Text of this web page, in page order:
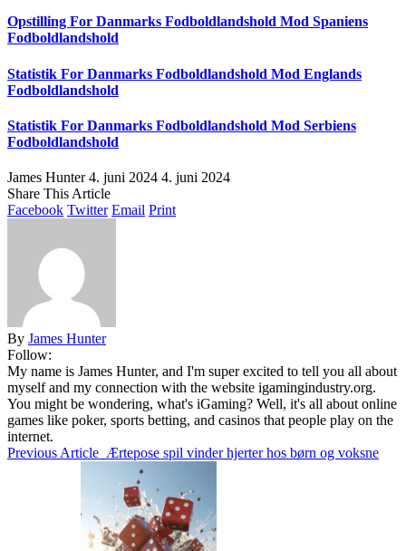
Opstilling For Danmarks Fodboldlandshold Mod Spaniens
Fodboldlandshold
Statistik For Danmarks Fodboldlandshold Mod Englands
Fodboldlandshold
Statistik For Danmarks Fodboldlandshold Mod Serbiens
Fodboldlandshold
James Hunter 4. juni 2024 4. juni 2024
Share This Article
Facebook Twitter Email Print
By James Hunter
Follow:
My name is James Hunter, and I'm super excited to tell you all about
myself and my connection with the website igamingindustry.org.
You might be wondering, what's iGaming? Well, it's all about online
games like poker, sports betting, and casinos that people play on the
internet.
Previous Article Ærtepose spil vinder hjerter hos børn og voksne